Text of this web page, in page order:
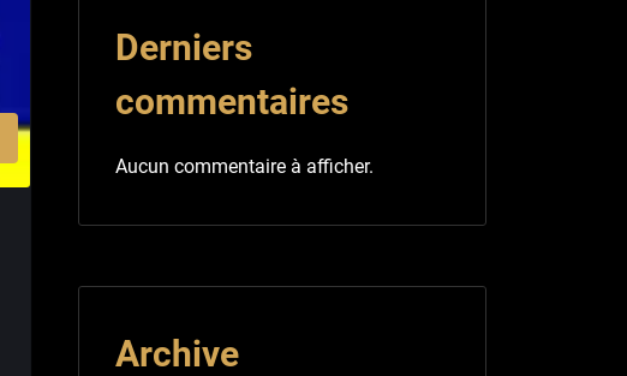
Derniers
commentaires
Aucun commentaire à afficher.
Archive